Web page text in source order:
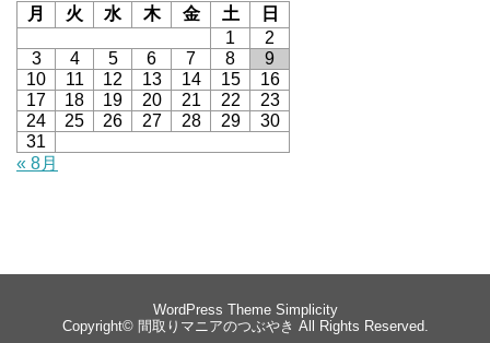
月
火 水 木 金 土
日
1
2
3
4 5 6 7 8
9
10
11 12 13 14 15
16
17
18 19 20 21 22
23
24
25 26 27 28 29
30
31
« 8月
WordPress Theme Simplicity
Copyright© 間取りマニアのつぶやき All Rights Reserved.